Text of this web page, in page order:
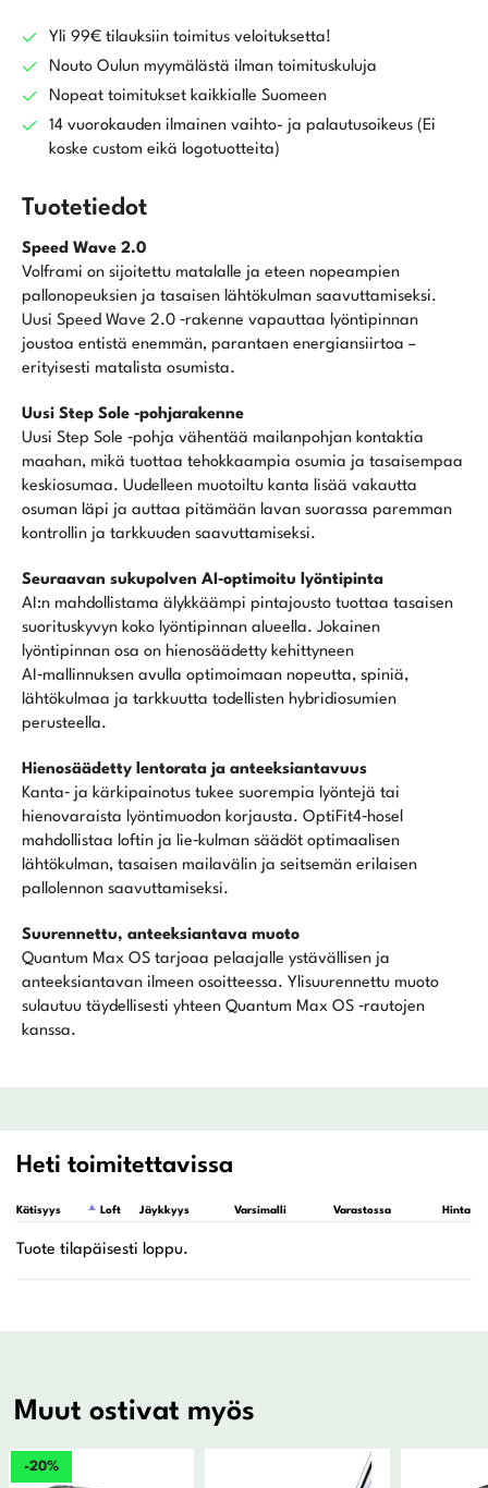
Hybridi
määrä
Yli 99€ tilauksiin toimitus veloituksetta!
Nouto Oulun myymälästä ilman toimituskuluja
Nopeat toimitukset kaikkialle Suomeen
14 vuorokauden ilmainen vaihto- ja palautusoikeus (Ei
koske custom eikä logotuotteita)
Tuotetiedot
Speed Wave 2.0
Volframi on sijoitettu matalalle ja eteen nopeampien
pallonopeuksien ja tasaisen lähtökulman saavuttamiseksi.
Uusi Speed Wave 2.0 ‑rakenne vapauttaa lyöntipinnan
joustoa entistä enemmän, parantaen energiansiirtoa –
erityisesti matalista osumista.
Uusi Step Sole ‑pohjarakenne
Uusi Step Sole ‑pohja vähentää mailanpohjan kontaktia
maahan, mikä tuottaa tehokkaampia osumia ja tasaisempaa
keskiosumaa. Uudelleen muotoiltu kanta lisää vakautta
osuman läpi ja auttaa pitämään lavan suorassa paremman
kontrollin ja tarkkuuden saavuttamiseksi.
Seuraavan sukupolven AI‑optimoitu lyöntipinta
AI:n mahdollistama älykkäämpi pintajousto tuottaa tasaisen
suorituskyvyn koko lyöntipinnan alueella. Jokainen
lyöntipinnan osa on hienosäädetty kehittyneen
AI‑mallinnuksen avulla optimoimaan nopeutta, spiniä,
lähtökulmaa ja tarkkuutta todellisten hybridiosumien
perusteella.
Hienosäädetty lentorata ja anteeksiantavuus
Kanta‑ ja kärkipainotus tukee suorempia lyöntejä tai
hienovaraista lyöntimuodon korjausta. OptiFit4‑hosel
mahdollistaa loftin ja lie‑kulman säädöt optimaalisen
lähtökulman, tasaisen mailavälin ja seitsemän erilaisen
pallolennon saavuttamiseksi.
Suurennettu, anteeksiantava muoto
Quantum Max OS tarjoaa pelaajalle ystävällisen ja
anteeksiantavan ilmeen osoitteessa. Ylisuurennettu muoto
sulautuu täydellisesti yhteen Quantum Max OS ‑rautojen
kanssa.
Heti toimitettavissa
Kätisyys Loft Jäykkyys Varsimalli Varastossa Hinta
Muut ostivat myös
-20%